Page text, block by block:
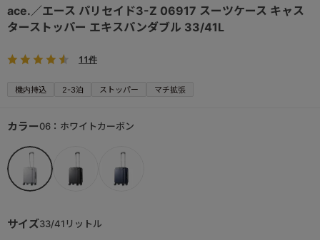
ace.／エース パリセイド3-Z 06917 スーツケース キャス
ターストッパー エキスパンダブル 33/41L
11件
機内持込 2-3泊 ストッパー マチ拡張
サイズ33/41リットル
カラー06：ホワイトカーボン